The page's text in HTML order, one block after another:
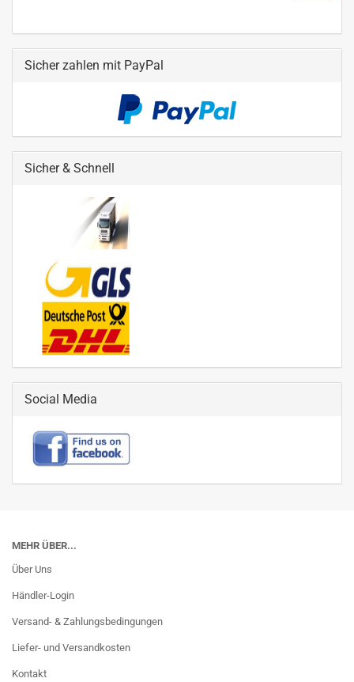
Sicher zahlen mit PayPal
Sicher & Schnell
Social Media
MEHR ÜBER...
Über Uns
Händler-Login
Versand- & Zahlungsbedingungen
Liefer- und Versandkosten
Kontakt